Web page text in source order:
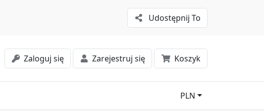
Udostępnij To
Zaloguj się Zarejestruj się Koszyk
PLN